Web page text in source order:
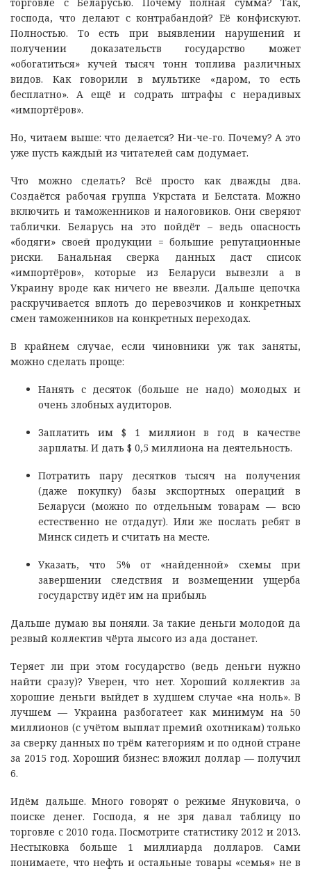
господа, что делают с контрабандой? Её конфискуют.
Полностью. То есть при выявлении нарушений и
получении доказательств государство может
«обогатиться» кучей тысяч тонн топлива различных
видов. Как говорили в мультике «даром, то есть
бесплатно». А ещё и содрать штрафы с нерадивых
«импортёров».
Но, читаем выше: что делается? Ни-че-го. Почему? А это
уже пусть каждый из читателей сам додумает.
Что можно сделать? Всё просто как дважды два.
Создаётся рабочая группа Укрстата и Белстата. Можно
включить и таможенников и налоговиков. Они сверяют
таблички. Беларусь на это пойдёт – ведь опасность
«бодяги» своей продукции = большие репутационные
риски. Банальная сверка данных даст список
«импортёров», которые из Беларуси вывезли а в
Украину вроде как ничего не ввезли. Дальше цепочка
раскручивается вплоть до перевозчиков и конкретных
смен таможенников на конкретных переходах.
В крайнем случае, если чиновники уж так заняты,
можно сделать проще:
Нанять с десяток (больше не надо) молодых и
очень злобных аудиторов.
Заплатить им $ 1 миллион в год в качестве
зарплаты. И дать $ 0,5 миллиона на деятельность.
Потратить пару десятков тысяч на получения
(даже покупку) базы экспортных операций в
Беларуси (можно по отдельным товарам — всю
естественно не отдадут). Или же послать ребят в
Минск сидеть и считать на месте.
Указать, что 5% от «найденной» схемы при
завершении следствия и возмещении ущерба
государству идёт им на прибыль
Дальше думаю вы поняли. За такие деньги молодой да
резвый коллектив чёрта лысого из ада достанет.
Теряет ли при этом государство (ведь деньги нужно
найти сразу)? Уверен, что нет. Хороший коллектив за
хорошие деньги выйдет в худшем случае «на ноль». В
лучшем — Украина разбогатеет как минимум на 50
миллионов (с учётом выплат премий охотникам) только
за сверку данных по трём категориям и по одной стране
за 2015 год. Хороший бизнес: вложил доллар — получил
6.
Идём дальше. Много говорят о режиме Януковича, о
поиске денег. Господа, я не зря давал таблицу по
торговле с 2010 года. Посмотрите статистику 2012 и 2013.
Нестыковка больше 1 миллиарда долларов. Сами
понимаете, что нефть и остальные товары «семья» не в